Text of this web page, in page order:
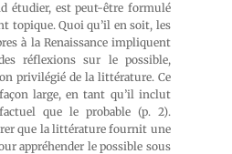
étudier, est peut-être formulé
topique. Quoi qu’il en soit, les
à la Renaissance impliquent
réflexions sur le possible,
privilégié de la littérature. Ce
large, en tant qu’il inclut
que le probable (p. 2).
que la littérature fournit une
appréhender le possible sous